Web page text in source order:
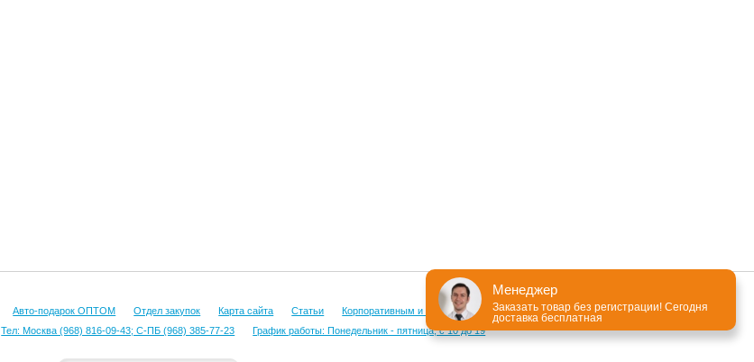
Авто-подарок ОПТОМ Отдел закупок Карта сайта Статьи
Корпоративным и оптовым клиентам
Тел: Москва (968) 816-09-43; С-ПБ (968) 385-77-23 График работы: Понедельник - пятница, с 10 до 19
Менеджер
Заказать товар без регистрации! Сегодня
доставка бесплатная